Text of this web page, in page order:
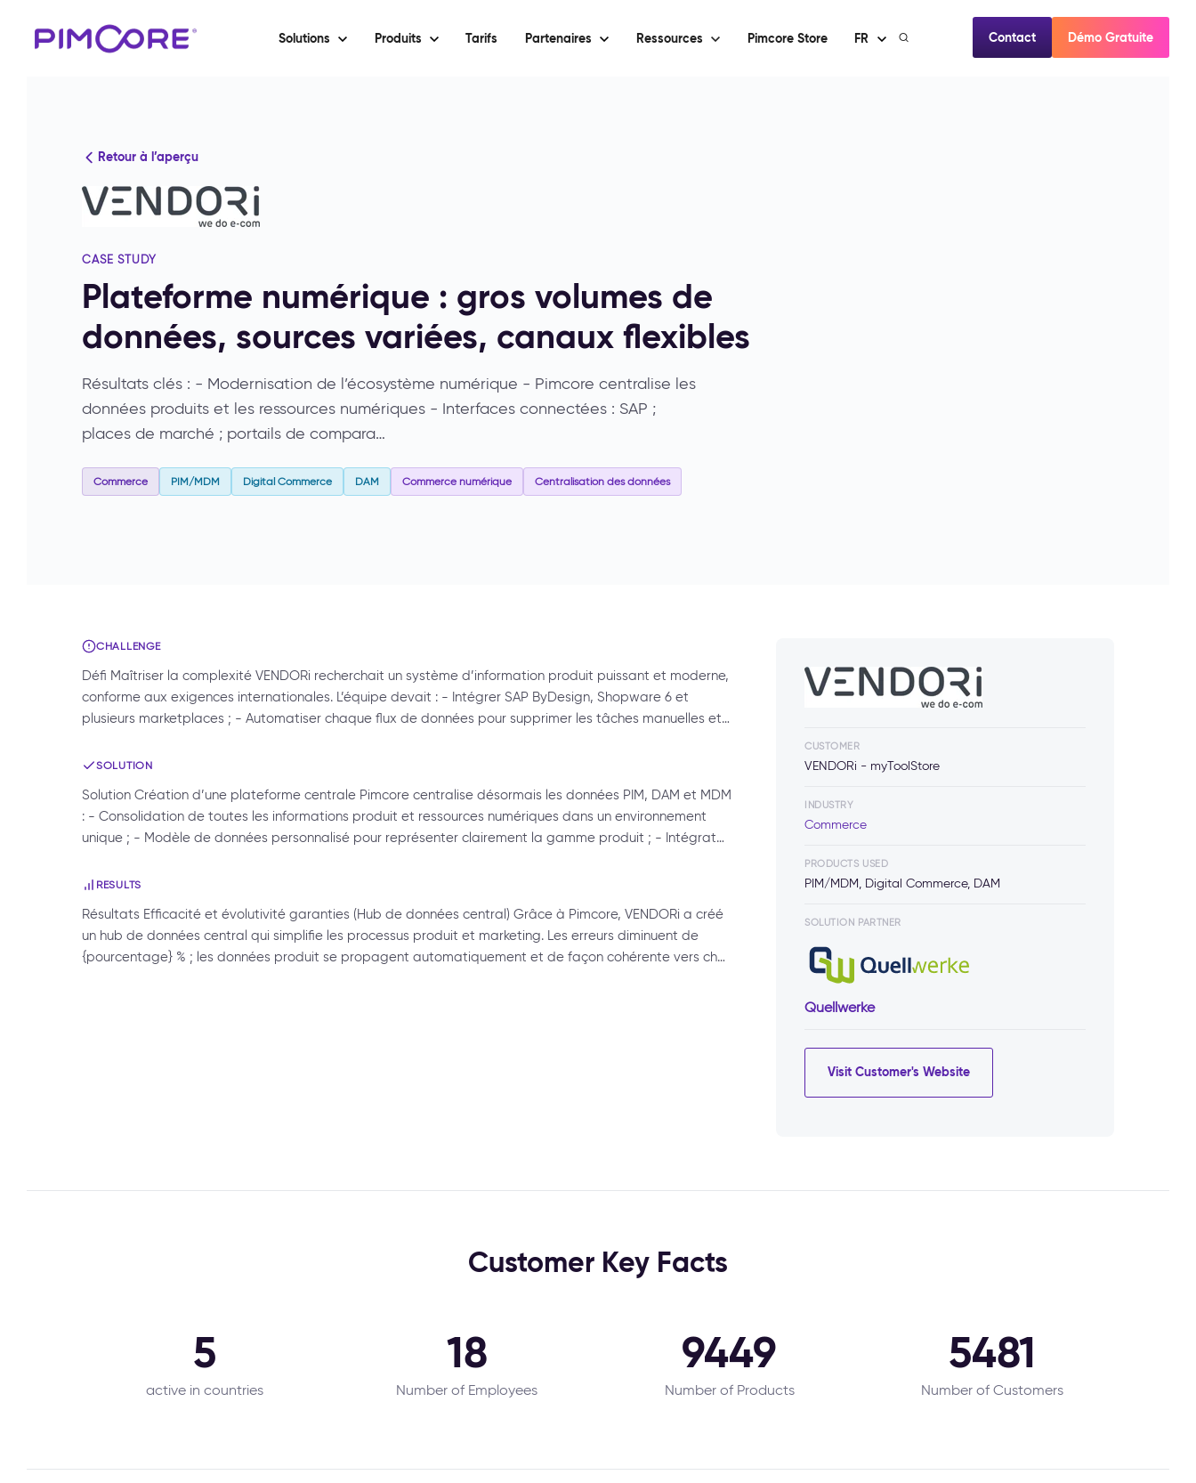
Solutions Produits Tarifs Partenaires Ressources Pimcore Store FR Contact Démo Gratuite
Retour à l’aperçu
CASE STUDY
Plateforme numérique : gros volumes de
données, sources variées, canaux flexibles
Résultats clés : - Modernisation de l’écosystème numérique - Pimcore centralise les
données produits et les ressources numériques - Interfaces connectées : SAP ;
places de marché ; portails de compara…
Commerce PIM/MDM Digital Commerce DAM Commerce numérique Centralisation des données
CHALLENGE
Défi Maîtriser la complexité VENDORi recherchait un système d’information produit puissant et moderne,
conforme aux exigences internationales. L’équipe devait : - Intégrer SAP ByDesign, Shopware 6 et
plusieurs marketplaces ; - Automatiser chaque flux de données pour supprimer les tâches manuelles et…
SOLUTION
Solution Création d’une plateforme centrale Pimcore centralise désormais les données PIM, DAM et MDM
: - Consolidation de toutes les informations produit et ressources numériques dans un environnement
unique ; - Modèle de données personnalisé pour représenter clairement la gamme produit ; - Intégrat…
RESULTS
Résultats Efficacité et évolutivité garanties (Hub de données central) Grâce à Pimcore, VENDORi a créé
un hub de données central qui simplifie les processus produit et marketing. Les erreurs diminuent de
{pourcentage} % ; les données produit se propagent automatiquement et de façon cohérente vers ch…
CUSTOMER
VENDORi - myToolStore
INDUSTRY
Commerce
PRODUCTS USED
PIM/MDM, Digital Commerce, DAM
SOLUTION PARTNER
Quellwerke
Visit Customer's Website
Customer Key Facts
5
active in countries
18
Number of Employees
9449
Number of Products
5481
Number of Customers